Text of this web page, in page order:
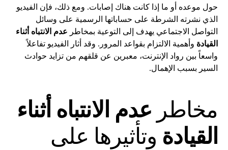
حول موعده أو ما إذا كانت هناك إصابات. ومع ذلك، فإن الفيديو
الذي نشرته الشرطة على حساباتها الرسمية على وسائل
التواصل الاجتماعي يهدف إلى التوعية بمخاطر عدم الانتباه أثناء
القيادة وأهمية الالتزام بقواعد المرور. وقد أثار الفيديو تفاعلاً
واسعاً بين رواد الإنترنت، معبرين عن قلقهم من تزايد حوادث
السير بسبب الإهمال.
مخاطر عدم الانتباه أثناء
القيادة وتأثيرها على